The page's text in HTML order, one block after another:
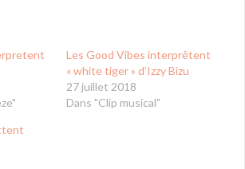
Les Good Vibes interprêtent
« white tiger » d’Izzy Bizu
27 juillet 2018
Dans "Clip musical"